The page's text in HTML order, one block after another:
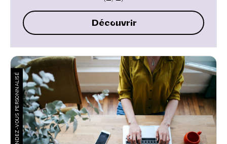
Découvrir
RENDEZ-VOUS PERSONNALISÉ